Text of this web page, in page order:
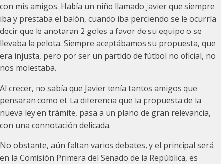
con mis amigos. Había un niño llamado Javier que siempre
iba y prestaba el balón, cuando iba perdiendo se le ocurría
decir que le anotaran 2 goles a favor de su equipo o se
llevaba la pelota. Siempre aceptábamos su propuesta, que
era injusta, pero por ser un partido de fútbol no oficial, no
nos molestaba.
Al crecer, no sabía que Javier tenía tantos amigos que
pensaran como él. La diferencia que la propuesta de la
nueva ley en trámite, pasa a un plano de gran relevancia,
con una connotación delicada.
No obstante, aún faltan varios debates, y el principal será
en la Comisión Primera del Senado de la República, es